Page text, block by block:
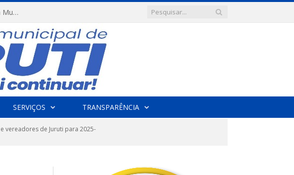
FESTRIBAL 2026 – No Coração da Amazônia. Apresentação da Munduruku.
SERVIÇOS TRANSPARÊNCIA
vereadores de Juruti para 2025-